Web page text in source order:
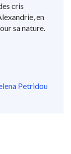
cris
en
sa nature.
Petridou